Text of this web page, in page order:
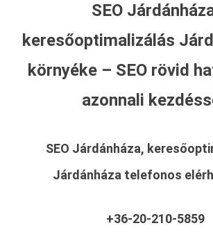
SEO
keresőoptimalizálás
környéke – SEO rövid
azonnali
SEO Járdánháza,
Járdánháza telefonos
+36-20-210-5859